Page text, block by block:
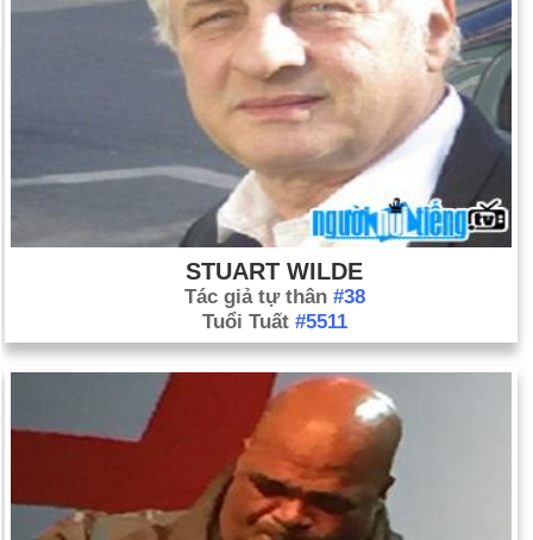
STUART WILDE
Tác giả tự thân #38
Tuổi Tuất #5511